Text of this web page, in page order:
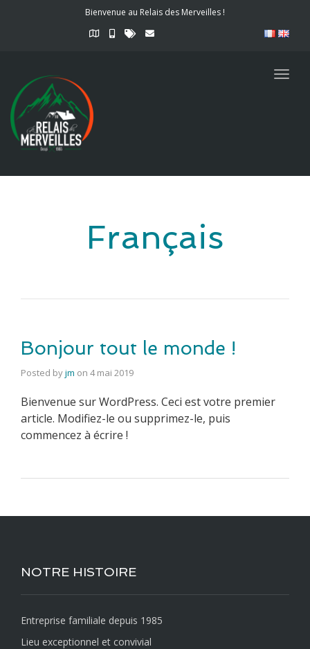
Bienvenue au Relais des Merveilles !
Français
Bonjour tout le monde !
Posted byjm on 4 mai 2019
Bienvenue sur WordPress. Ceci est votre premier
article. Modifiez-le ou supprimez-le, puis
commencez à écrire !
NOTRE HISTOIRE
Entreprise familiale depuis 1985
Lieu exceptionnel et convivial